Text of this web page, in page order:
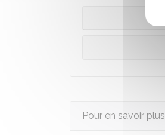
Pour en savoir plus